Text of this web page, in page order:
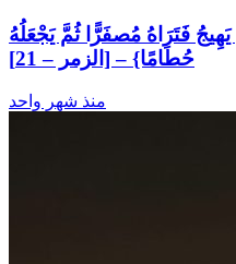
يَهِيجُ فَتَرَاهُ مُصفَرًّا ثُمَّ يَجْعَلُهُ
حُطَامًا} – [الزمر – 21]
منذ شهر واحد